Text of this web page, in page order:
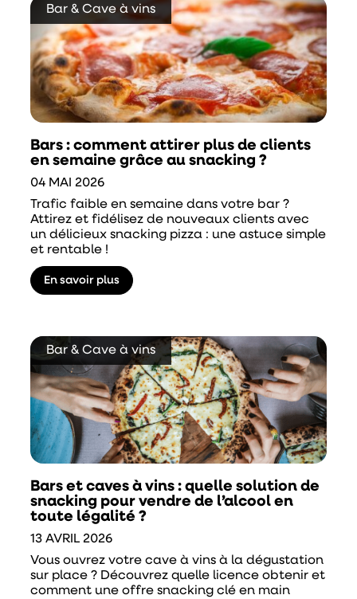
Bar & Cave à vins
Bars : comment attirer plus de clients
en semaine grâce au snacking ?
04 MAI 2026
Trafic faible en semaine dans votre bar ?
Attirez et fidélisez de nouveaux clients avec
un délicieux snacking pizza : une astuce simple
et rentable !
En savoir plus
Bar & Cave à vins
Bars et caves à vins : quelle solution de
snacking pour vendre de l’alcool en
toute légalité ?
13 AVRIL 2026
Vous ouvrez votre cave à vins à la dégustation
sur place ? Découvrez quelle licence obtenir et
comment une offre snacking clé en main